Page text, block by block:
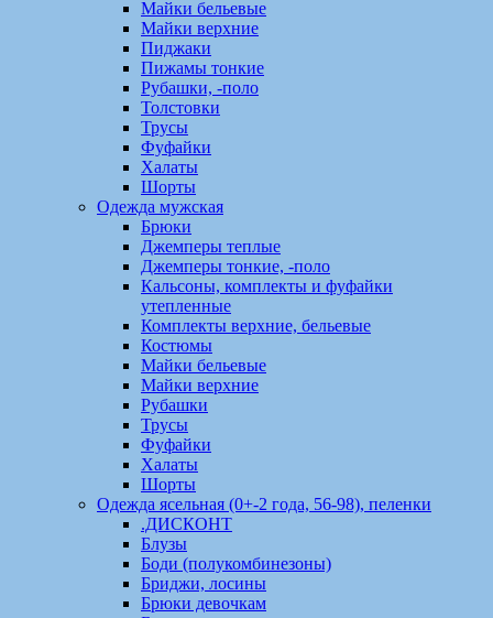
Майки бельевые
Майки верхние
Пиджаки
Пижамы тонкие
Рубашки, -поло
Толстовки
Трусы
Фуфайки
Халаты
Шорты
Одежда мужская
Брюки
Джемперы теплые
Джемперы тонкие, -поло
Кальсоны, комплекты и фуфайки
утепленные
Комплекты верхние, бельевые
Костюмы
Майки бельевые
Майки верхние
Рубашки
Трусы
Фуфайки
Халаты
Шорты
Одежда ясельная (0+-2 года, 56-98), пеленки
.ДИСКОНТ
Блузы
Боди (полукомбинезоны)
Бриджи, лосины
Брюки девочкам